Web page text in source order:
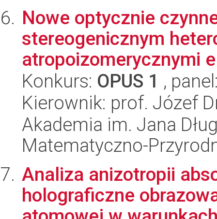
Nowe optycznie
stereogenicznym
atropoizomerycznymi
Konkurs: OPUS 1 ,
Kierownik: prof. Józef
Akademia im. Jana
Matematyczno-
Analiza anizotropii
holograficzne